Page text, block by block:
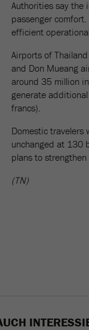
Authorities say the
passenger
efficient
Airports of
and Don Mueang
around 35 million
generate
francs).
Domestic travelers
unchanged at 130
plans to
(TN)